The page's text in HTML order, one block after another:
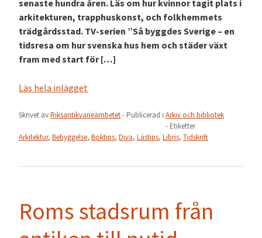
senaste hundra åren. Läs om hur kvinnor tagit plats i
arkitekturen, trapphuskonst, och folkhemmets
trädgårdsstad. TV-serien ”Så byggdes Sverige – en
tidsresa om hur svenska hus hem och städer växt
fram med start för […]
Läs hela inlägget
Skrivet avRiksantikvarieämbetet- Publicerad i Arkiv och bibliotek
- Etiketter
Arkitektur, Bebyggelse, Boktips, Diva, Lästips, Libris, Tidskrift
Roms stadsrum från